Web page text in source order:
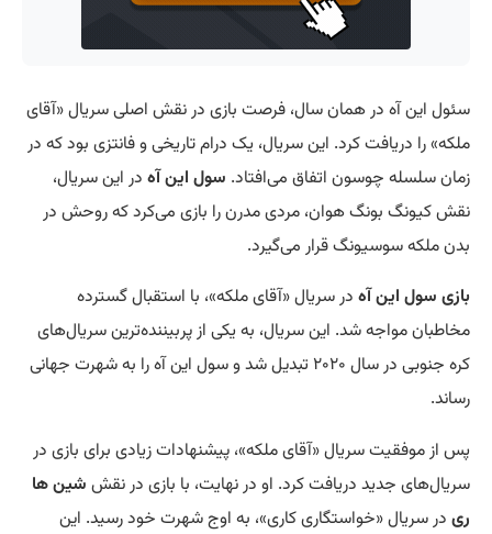
سئول این آه در همان سال، فرصت بازی در نقش اصلی سریال «آقای
ملکه» را دریافت کرد. این سریال، یک درام تاریخی و فانتزی بود که در
زمان سلسله چوسون اتفاق می‌افتاد. سول این آه در این سریال،
نقش کیونگ بونگ هوان، مردی مدرن را بازی می‌کرد که روحش در
بدن ملکه سوسیونگ قرار می‌گیرد.
بازی سول این آه در سریال «آقای ملکه»، با استقبال گسترده
مخاطبان مواجه شد. این سریال، به یکی از پربیننده‌ترین سریال‌های
کره جنوبی در سال ۲۰۲۰ تبدیل شد و سول این آه را به شهرت جهانی
رساند.
پس از موفقیت سریال «آقای ملکه»، پیشنهادات زیادی برای بازی در
سریال‌های جدید دریافت کرد. او در نهایت، با بازی در نقش شین ها
ری در سریال «خواستگاری کاری»، به اوج شهرت خود رسید. این